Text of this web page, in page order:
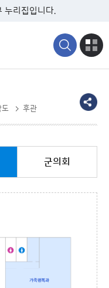
누리집입니다.
도 후관
군의회